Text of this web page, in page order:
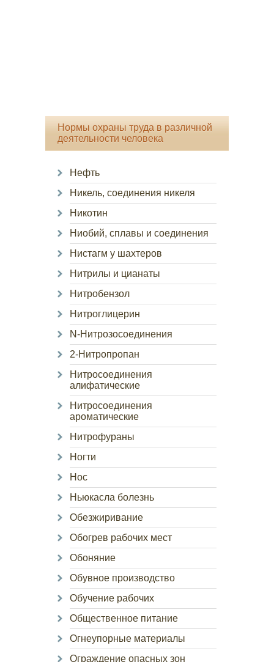
Нормы охраны труда в различной
деятельности человека
Нефть
Никель, соединения никеля
Никотин
Ниобий, сплавы и соединения
Нистагм у шахтеров
Нитрилы и цианаты
Нитробензол
Нитроглицерин
N-Нитрозосоединения
2-Нитропропан
Нитросоединения
алифатические
Нитросоединения
ароматические
Нитрофураны
Ногти
Нос
Ньюкасла болезнь
Обезжиривание
Обогрев рабочих мест
Обоняние
Обувное производство
Обучение рабочих
Общественное питание
Огнеупорные материалы
Ограждение опасных зон